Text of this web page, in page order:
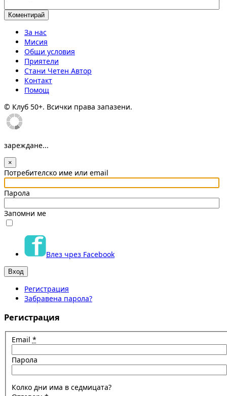
За нас
Мисия
Общи условия
Приятели
Стани Четен Автор
Контакт
Помощ
© Клуб 50+. Всички права запазени.
зареждане...
×
Потребителско име или email
Парола
Запомни ме
Влез чрез Facebook
Регистрация
Забравена парола?
Регистрация
Email *
Парола
Колко дни има в седмицата?